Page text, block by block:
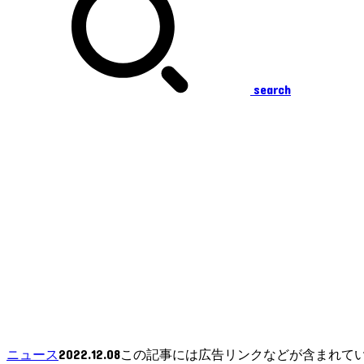
search
ニュース2022.12.08この記事には広告リンクなどが含まれて